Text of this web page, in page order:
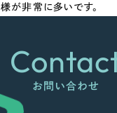
が非常に多いです。
お問い合わせ